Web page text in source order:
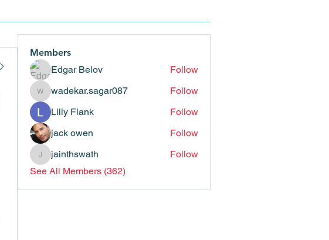
Members
Edgar Belov
Follow
wadekar.sagar087
wadekar.sagar087
Follow
Lilly Flank
Follow
jack owen
Follow
jainthswath
jainthswath
Follow
See All Members (362)